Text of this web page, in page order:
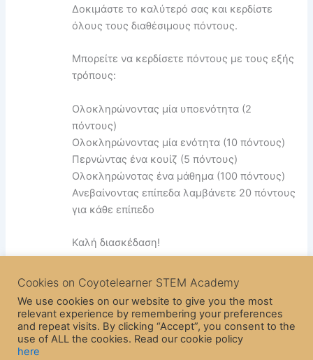
Δοκιμάστε το καλύτερό σας και κερδίστε
όλους τους διαθέσιμους πόντους.
Μπορείτε να κερδίσετε πόντους με τους εξής
τρόπους:
Ολοκληρώνοντας μία υποενότητα (2
πόντους)
Ολοκληρώνοντας μία ενότητα (10 πόντους)
Περνώντας ένα κουίζ (5 πόντους)
Ολοκληρώνοτας ένα μάθημα (100 πόντους)
Ανεβαίνοντας επίπεδα λαμβάνετε 20 πόντους
για κάθε επίπεδο
Καλή διασκέδαση!
PREVIOUS
Cookies on Coyotelearner STEM Academy
We use cookies on our website to give you the most
relevant experience by remembering your preferences
and repeat visits. By clicking “Accept”, you consent to the
use of ALL the cookies. Read our cookie policy
here